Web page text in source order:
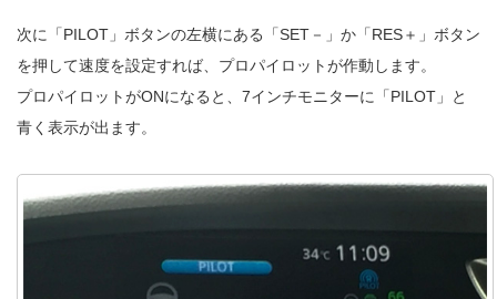
次に「PILOT」ボタンの左横にある「SET－」か「RES＋」ボタン
を押して速度を設定すれば、プロパイロットが作動します。
プロパイロットがONになると、7インチモニターに「PILOT」と
青く表示が出ます。